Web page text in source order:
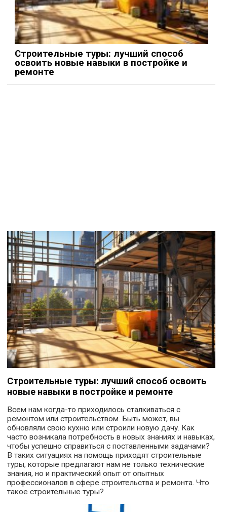
Строительные туры: лучший способ
освоить новые навыки в постройке и
ремонте
Строительные туры: лучший способ освоить
новые навыки в постройке и ремонте
Всем нам когда-то приходилось сталкиваться с
ремонтом или строительством. Быть может, вы
обновляли свою кухню или строили новую дачу. Как
часто возникала потребность в новых знаниях и навыках,
чтобы успешно справиться с поставленными задачами?
В таких ситуациях на помощь приходят строительные
туры, которые предлагают нам не только технические
знания, но и практический опыт от опытных
профессионалов в сфере строительства и ремонта. Что
такое строительные туры?